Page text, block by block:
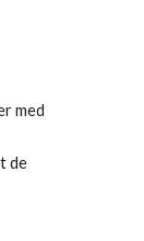
med
de